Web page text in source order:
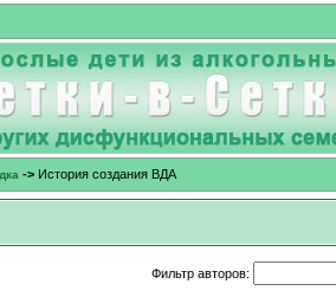
-> История создания ВДА
Фильтр авторов: